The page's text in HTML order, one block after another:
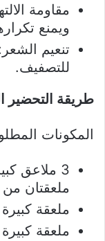
مقاومة
ويمنع
تنعيم
للتصفيف.
طريقة التحضير
المكونات
3 ملاعق
ملعقتان
ملعقة
ملعقة